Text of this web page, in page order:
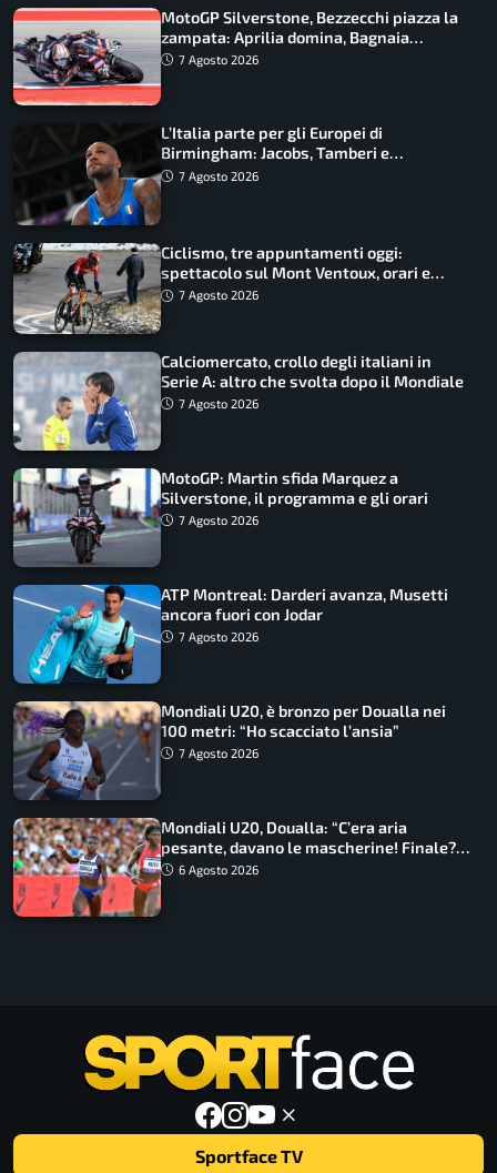
MotoGP Silverstone, Bezzecchi piazza la
zampata: Aprilia domina, Bagnaia
costretto al Q1
7 Agosto 2026
L’Italia parte per gli Europei di
Birmingham: Jacobs, Tamberi e
Battocletti guidano una spedizione
7 Agosto 2026
Ciclismo, tre appuntamenti oggi:
spettacolo sul Mont Ventoux, orari e
come vederli
7 Agosto 2026
Calciomercato, crollo degli italiani in
Serie A: altro che svolta dopo il Mondiale
7 Agosto 2026
MotoGP: Martin sfida Marquez a
Silverstone, il programma e gli orari
7 Agosto 2026
ATP Montreal: Darderi avanza, Musetti
ancora fuori con Jodar
7 Agosto 2026
Mondiali U20, è bronzo per Doualla nei
100 metri: “Ho scacciato l’ansia”
7 Agosto 2026
Mondiali U20, Doualla: “C’era aria
pesante, davano le mascherine! Finale?
Non ho nulla da perdere”
6 Agosto 2026
Sportface TV